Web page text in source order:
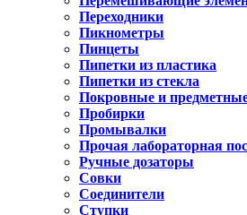
Переходники
Пикнометры
Пинцеты
Пипетки из пластика
Пипетки из стекла
Покровные и
Пробирки
Промывалки
Прочая лабораторная
Ручные дозаторы
Совки
Соединители
Ступки